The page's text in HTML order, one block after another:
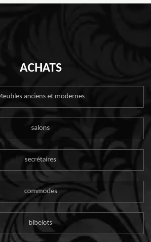
ACHATS
anciens et modernes
salons
secrétaires
commodes
bibelots